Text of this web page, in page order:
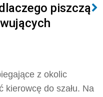
piszczą
z okolic
kierowcę do szału. Na